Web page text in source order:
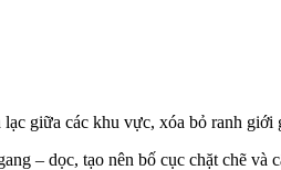
giữa các khu vực, xóa bỏ ranh giới
– dọc, tạo nên bố cục chặt chẽ và